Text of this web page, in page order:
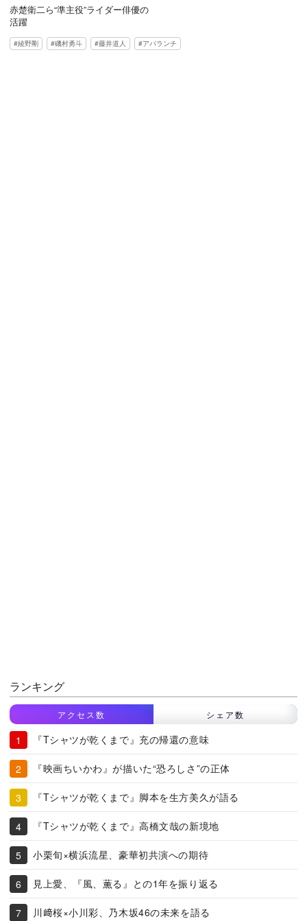
赤楚衛二ら“準主役”ライダー俳優の
活躍
綾野剛 磯村勇斗 藤井道人 アバランチ
ランキング
アクセス数 シェア数
『Tシャツが乾くまで』充の帰還の意味
『映画ちいかわ』が描いた“恐ろしさ”の正体
『Tシャツが乾くまで』脚本を生方美久が語る
『Tシャツが乾くまで』高橋文哉の新境地
小栗旬×横浜流星、豪華初共演への期待
見上愛、『風、薫る』との1年を振り返る
川﨑桜×小川彩、乃木坂46の未来を語る